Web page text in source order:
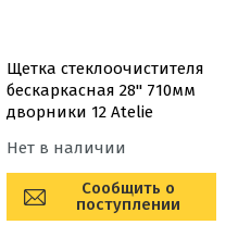
Щетка стеклоочистителя
бескаркасная 28'' 710мм
дворники 12 Atelie
Нет в наличии
Сообщить о
поступлении